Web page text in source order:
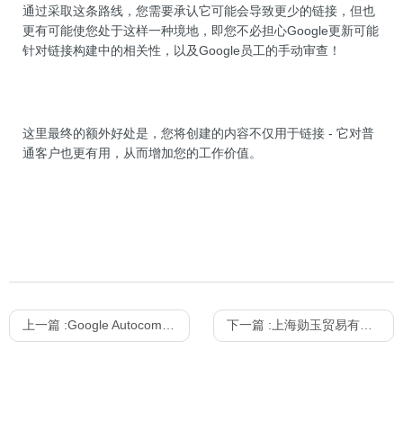
通过采取这条路线，您需要承认它可能会导致更少的链接，但也
更有可能使您处于这样一种境地，即您不必担心Google更新可能
针对链接构建中的相关性，以及Google员工的手动审查！
这里最终的额外好处是，您将创建的内容不仅用于链接 - 它对普
通客户也更有用，从而增加您的工作价值。
上一篇 :Google Autocomplete：不仅仅是一个免费的关键字研究工具 下一篇 : 上海勋玉贸易有限公司